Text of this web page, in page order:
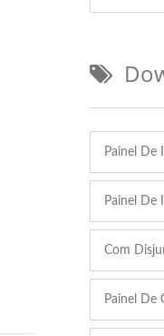
Painel De
Painel De
Com
Painel De